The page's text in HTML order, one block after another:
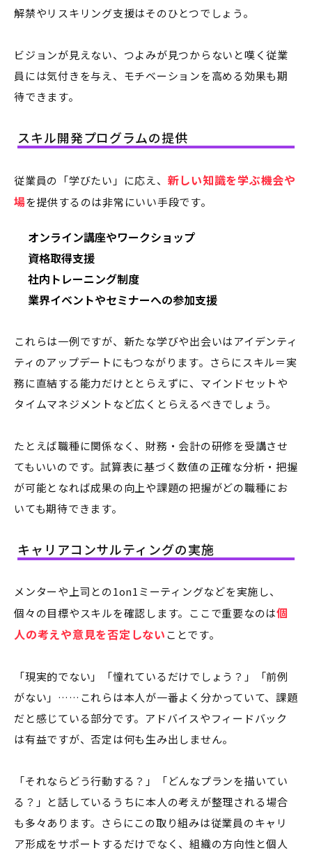
解禁やリスキリング支援はそのひとつでしょう。
ビジョンが見えない、つよみが見つからないと嘆く従業
員には気付きを与え、モチベーションを高める効果も期
待できます。
スキル開発プログラムの提供
従業員の「学びたい」に応え、 新しい知識を学ぶ機会や
場を提供するのは非常にいい手段です。
オンライン講座やワークショップ
資格取得支援
社内トレーニング制度
業界イベントやセミナーへの参加支援
これらは一例ですが、新たな学びや出会いはアイデンティ
ティのアップデートにもつながります。さらにスキル＝実
務に直結する能力だけととらえずに、マインドセットや
タイムマネジメントなど広くとらえるべきでしょう。
たとえば職種に関係なく、財務・会計の研修を受講させ
てもいいのです。試算表に基づく数値の正確な分析・把握
が可能となれば成果の向上や課題の把握がどの職種にお
いても期待できます。
キャリアコンサルティングの実施
メンターや上司との1on1ミーティングなどを実施し、
個々の目標やスキルを確認します。ここで重要なのは個
人の考えや意見を否定しないことです。
「現実的でない」「憧れているだけでしょう？」「前例
がない」……これらは本人が一番よく分かっていて、課題
だと感じている部分です。アドバイスやフィードバック
は有益ですが、否定は何も生み出しません。
「それならどう行動する？」「どんなプランを描いてい
る？」と話しているうちに本人の考えが整理される場合
も多々あります。さらにこの取り組みは従業員のキャリ
ア形成をサポートするだけでなく、組織の方向性と個人